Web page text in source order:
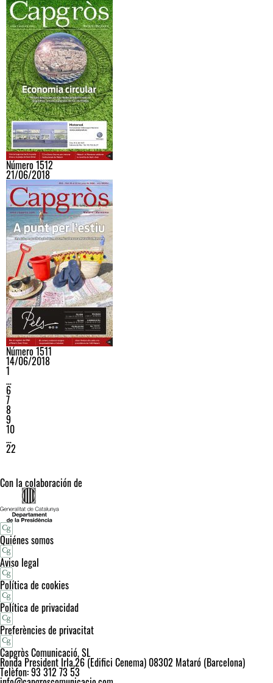
Número 1512
21/06/2018
Número 1511
14/06/2018
1
…
6
7
8
9
10
…
22
Con la colaboración de
Quiénes somos
Aviso legal
Política de cookies
Política de privacidad
Preferències de privacitat
Capgròs Comunicació, SL
Ronda President Irla,26 (Edifici Cenema) 08302 Mataró (Barcelona)
Telèfon: 93 312 73 53